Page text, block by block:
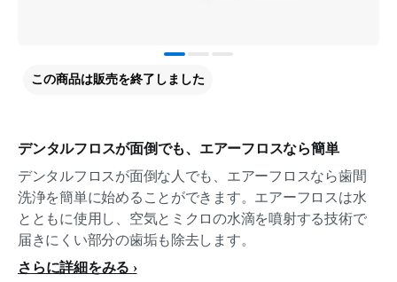
デンタルフロスが面倒でも、エアーフロスなら簡単
デンタルフロスが面倒な人でも、エアーフロスなら歯間
洗浄を簡単に始めることができます。エアーフロスは水
とともに使用し、空気とミクロの水滴を噴射する技術で
届きにくい部分の歯垢も除去します。
さらに詳細をみる
この商品は販売を終了しました